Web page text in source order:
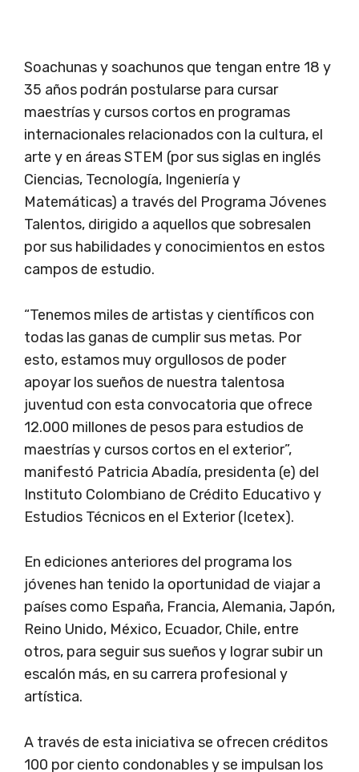
Soachunas y soachunos que tengan entre 18 y
35 años podrán postularse para cursar
maestrías y cursos cortos en programas
internacionales relacionados con la cultura, el
arte y en áreas STEM (por sus siglas en inglés
Ciencias, Tecnología, Ingeniería y
Matemáticas) a través del Programa Jóvenes
Talentos, dirigido a aquellos que sobresalen
por sus habilidades y conocimientos en estos
campos de estudio.
“Tenemos miles de artistas y científicos con
todas las ganas de cumplir sus metas. Por
esto, estamos muy orgullosos de poder
apoyar los sueños de nuestra talentosa
juventud con esta convocatoria que ofrece
12.000 millones de pesos para estudios de
maestrías y cursos cortos en el exterior”,
manifestó Patricia Abadía, presidenta (e) del
Instituto Colombiano de Crédito Educativo y
Estudios Técnicos en el Exterior (Icetex).
En ediciones anteriores del programa los
jóvenes han tenido la oportunidad de viajar a
países como España, Francia, Alemania, Japón,
Reino Unido, México, Ecuador, Chile, entre
otros, para seguir sus sueños y lograr subir un
escalón más, en su carrera profesional y
artística.
A través de esta iniciativa se ofrecen créditos
100 por ciento condonables y se impulsan los